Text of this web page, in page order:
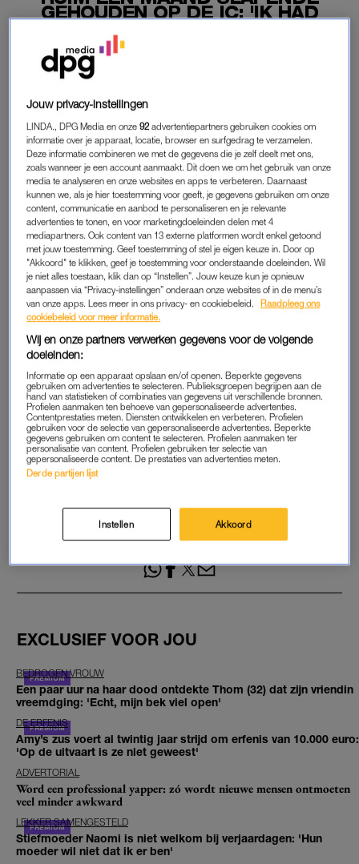
GEHOUDEN OP DE IC: 'IK HAD
NOG MAAR TWEE PROCENT
SPIERCAPACITEIT'
26-08-2025
PREMIUM
LEES VERDER MET
PREMIUM
Krijg onbeperkt toegang tot alle
artikelen
Lees LINDA.magazine online
Geniet van te gekke winacties en
Maandelijks opzegbaar
START GRATIS MAAND
Daarna €5,95 per maand
EXCLUSIEF VOOR JOU
BEDROGEN VROUW
Een paar uur na haar dood ontdekte Thom (32) dat zijn vriendin
vreemdging: 'Echt, mijn bek viel open'
DE ERFENIS
Amy’s zus voert al twintig jaar strijd om erfenis van 10.000 euro:
'Op de uitvaart is ze niet geweest'
ADVERTORIAL
Word een professional yapper: zó wordt nieuwe mensen ontmoeten
veel minder awkward
LEKKER SAMENGESTELD
Stiefmoeder Naomi is niet welkom bij verjaardagen: 'Hun
moeder wil niet dat ik er ben'
Jouw privacy-instellingen
LINDA., DPG Media en onze92 advertentiepartners gebruiken cookies om
informatie over je apparaat, locatie, browser en surfgedrag te verzamelen.
Deze informatie combineren we met de gegevens die je zelf deelt met ons,
zoals wanneer je een account aanmaakt. Dit doen we om het gebruik van onze
media te analyseren en onze websites en apps te verbeteren. Daarnaast
kunnen we, als je hier toestemming voor geeft, je gegevens gebruiken om onze
content, communicatie en aanbod te personaliseren en je relevante
advertenties te tonen, en voor marketingdoeleinden delen met 4
mediapartners. Ook content van 13 externe platformen wordt enkel getoond
met jouw toestemming. Geef toestemming of stel je eigen keuze in. Door op
"Akkoord" te klikken, geef je toestemming voor onderstaande doeleinden. Wil
je niet alles toestaan, klik dan op “Instellen”. Jouw keuze kun je opnieuw
aanpassen via “Privacy-instellingen” onderaan onze websites of in de menu’s
van onze apps. Lees meer in ons privacy- en cookiebeleid.
Raadpleeg ons
cookiebeleid voor meer informatie.
Wij en onze partners verwerken gegevens voor de volgende
doeleinden:
Informatie op een apparaat opslaan en/of openen. Beperkte gegevens
gebruiken om advertenties te selecteren. Publieksgroepen begrijpen aan de
hand van statistieken of combinaties van gegevens uit verschillende bronnen.
Profielen aanmaken ten behoeve van gepersonaliseerde advertenties.
Contentprestaties meten. Diensten ontwikkelen en verbeteren. Profielen
gebruiken voor de selectie van gepersonaliseerde advertenties. Beperkte
gegevens gebruiken om content te selecteren. Profielen aanmaken ter
personalisatie van content. Profielen gebruiken ter selectie van
gepersonaliseerde content. De prestaties van advertenties meten.
Derde partijen lijst
Instellen Akkoord